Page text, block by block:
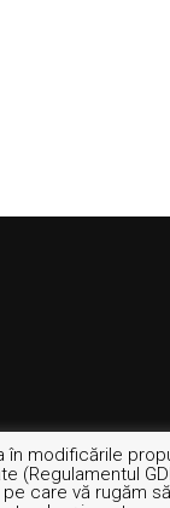
modificările
care vă rugăm